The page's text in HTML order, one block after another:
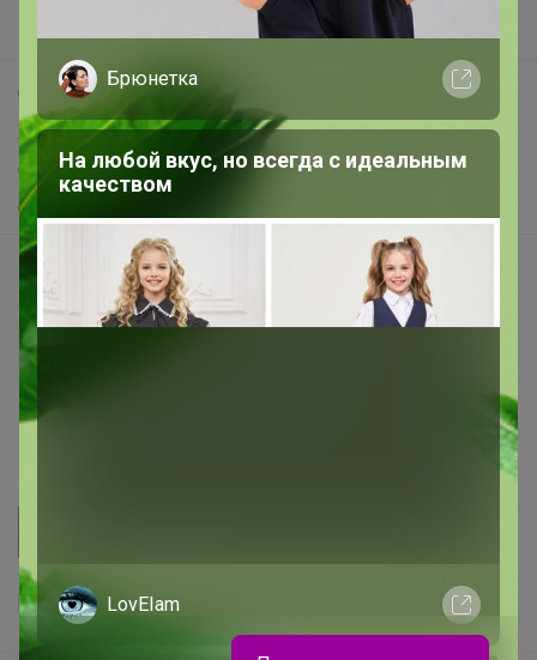
Поддержка альпак
Самое выгодное
Хиты продаж
Самое желанное
Самое быстрое
Начать зарабатывать с 24-ok
Picabox.ru - Лучшее место для ваших изображений
Розыгрыш - Генератор случайных чисел
Пульс нашего маркетплейса
Укорачиватель ссылок
Брюнетка
На любой вкус, но всегда с идеальным
качеством
LovEIam